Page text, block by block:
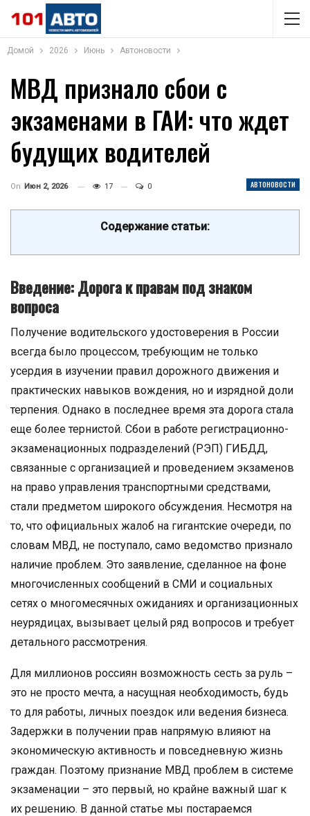
Домой 2026 Июнь Автоновости
МВД признало сбои с
экзаменами в ГАИ: что ждет
будущих водителей
АВТОНОВОСТИ
On Июн 2, 2026 17 0
Содержание статьи:
Введение: Дорога к правам под знаком
вопроса
Получение водительского удостоверения в России
всегда было процессом, требующим не только
усердия в изучении правил дорожного движения и
практических навыков вождения, но и изрядной доли
терпения. Однако в последнее время эта дорога стала
еще более тернистой. Сбои в работе регистрационно-
экзаменационных подразделений (РЭП) ГИБДД,
связанные с организацией и проведением экзаменов
на право управления транспортными средствами,
стали предметом широкого обсуждения. Несмотря на
то, что официальных жалоб на гигантские очереди, по
словам МВД, не поступало, само ведомство признало
наличие проблем. Это заявление, сделанное на фоне
многочисленных сообщений в СМИ и социальных
сетях о многомесячных ожиданиях и организационных
неурядицах, вызывает целый ряд вопросов и требует
детального рассмотрения.
Для миллионов россиян возможность сесть за руль –
это не просто мечта, а насущная необходимость, будь
то для работы, личных поездок или ведения бизнеса.
Задержки в получении прав напрямую влияют на
экономическую активность и повседневную жизнь
граждан. Поэтому признание МВД проблем в системе
экзаменации – это первый, но крайне важный шаг к
их решению. В данной статье мы постараемся